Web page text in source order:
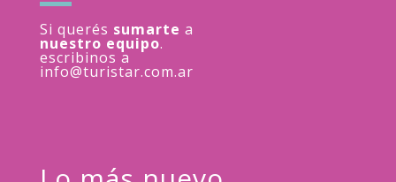
Si querés sumarte a
nuestro equipo.
escribinos a
info@turistar.com.ar